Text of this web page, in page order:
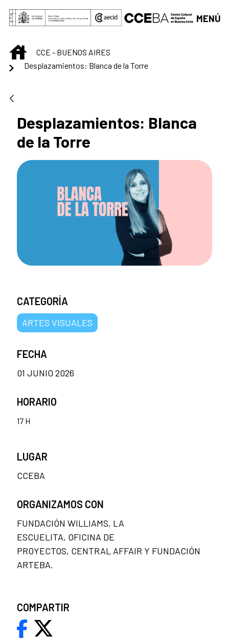
Saltar al contenido principal
MENÚ
INICIOCCE - BUENOS AIRES
Desplazamientos: Blanca de la Torre
Desplazamientos: Blanca
de la Torre
CATEGORÍA
ARTES VISUALES
FECHA
01 JUNIO 2026
HORARIO
17 H
LUGAR
CCEBA
ORGANIZAMOS CON
FUNDACIÓN WILLIAMS, LA
ESCUELITA, OFICINA DE
PROYECTOS, CENTRAL AFFAIR Y FUNDACIÓN
ARTEBA.
COMPARTIR